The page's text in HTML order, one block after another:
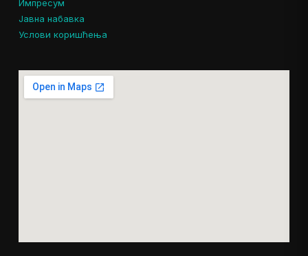
Импресум
Јавна набавка
Услови коришћења